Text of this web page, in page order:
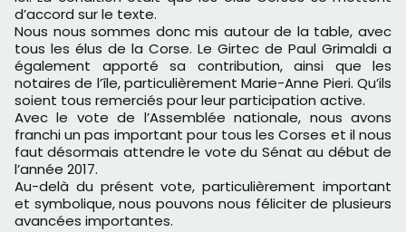
d’accord sur le texte.
Nous nous sommes donc mis autour de la table, avec
tous les élus de la Corse. Le Girtec de Paul Grimaldi a
également apporté sa contribution, ainsi que les
notaires de l’île, particulièrement Marie-Anne Pieri. Qu’ils
soient tous remerciés pour leur participation active.
Avec le vote de l’Assemblée nationale, nous avons
franchi un pas important pour tous les Corses et il nous
faut désormais attendre le vote du Sénat au début de
l’année 2017.
Au-delà du présent vote, particulièrement important
et symbolique, nous pouvons nous féliciter de plusieurs
avancées importantes.